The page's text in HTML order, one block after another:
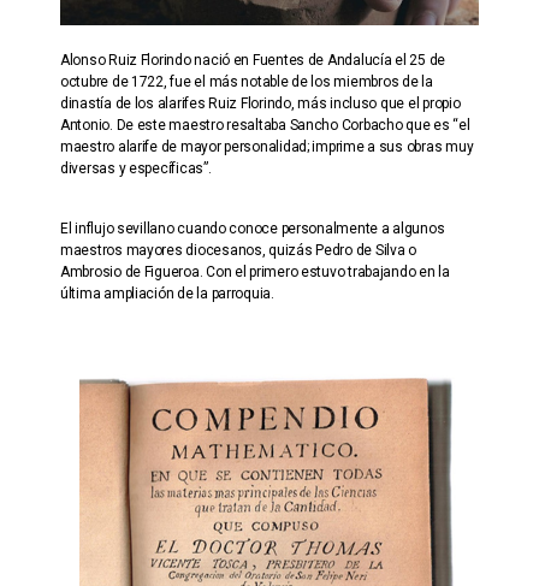
Alonso Ruiz Florindo nació en Fuentes de Andalucía el 25 de
octubre de 1722, fue el más notable de los miembros de la
dinastía de los alarifes Ruiz Florindo, más incluso que el propio
Antonio. De este maestro resaltaba Sancho Corbacho que es “el
maestro alarife de mayor personalidad; imprime a sus obras muy
diversas y específicas”.
El influjo sevillano cuando conoce personalmente a algunos
maestros mayores diocesanos, quizás Pedro de Silva o
Ambrosio de Figueroa. Con el primero estuvo trabajando en la
última ampliación de la parroquia.